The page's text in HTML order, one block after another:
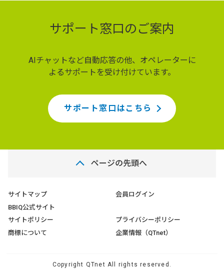
サポート窓口のご案内
AIチャットなど自動応答の他、オペレーターに
よるサポートを受け付けています。
サポート窓口はこちら
ページの先頭へ
サイトマップ
BBIQ公式サイト
会員ログイン
サイトポリシー
商標について
プライバシーポリシー
企業情報（QTnet）
Copyright QTnet All rights reserved.